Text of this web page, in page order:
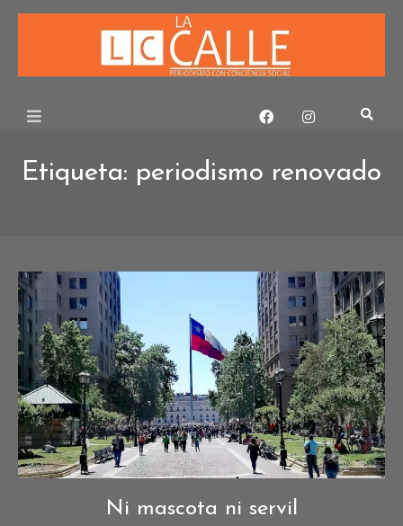
Skip
Etiqueta: periodismo renovado
Editorial
Ni mascota ni servil